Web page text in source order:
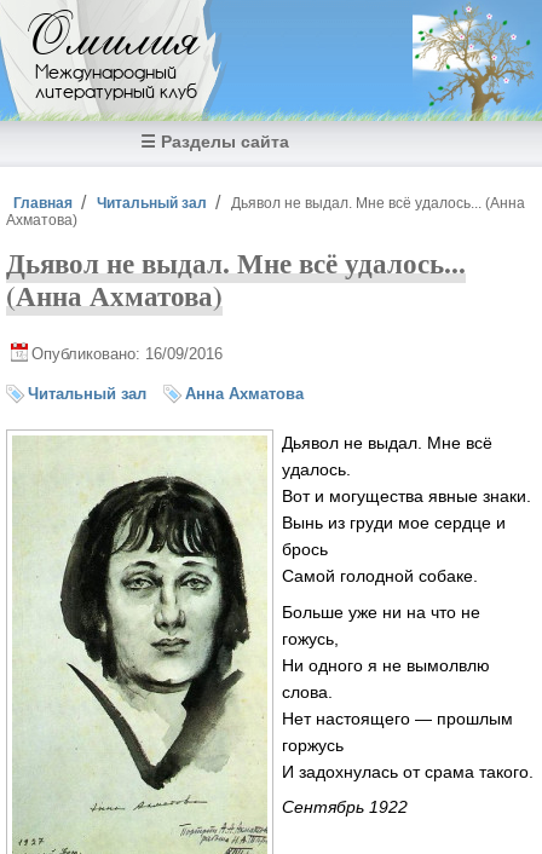
Перейти к основному содержанию
Омилия
Международный
литературный клуб
☰ Разделы сайта
Вы здесь
Главная Читальный зал
Дьявол не выдал. Мне всё удалось... (Анна
Ахматова)
Дьявол не выдал. Мне всё удалось...
(Анна Ахматова)
Опубликовано: 16/09/2016
Читальный зал Анна Ахматова
Дьявол не выдал. Мне всё
удалось.
Вот и могущества явные знаки.
Вынь из груди мое сердце и
брось
Самой голодной собаке.
Больше уже ни на что не
гожусь,
Ни одного я не вымолвлю
слова.
Нет настоящего — прошлым
горжусь
И задохнулась от срама такого.
Сентябрь 1922